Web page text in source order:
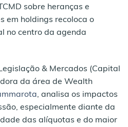
sobre heranças e
em holdings recoloca o
no centro da agenda
& Mercados (Capital
da área de Wealth
, analisa os impactos
especialmente diante da
das alíquotas e do maior